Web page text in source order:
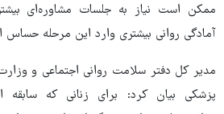
ممکن است نیاز به جلسات مشاوره‌ای
آمادگی روانی بیشتری وارد این مرحله حساس
مدیر کل دفتر سلامت روانی اجتماعی و
پزشکی بیان کرد: برای زنانی که سابقه